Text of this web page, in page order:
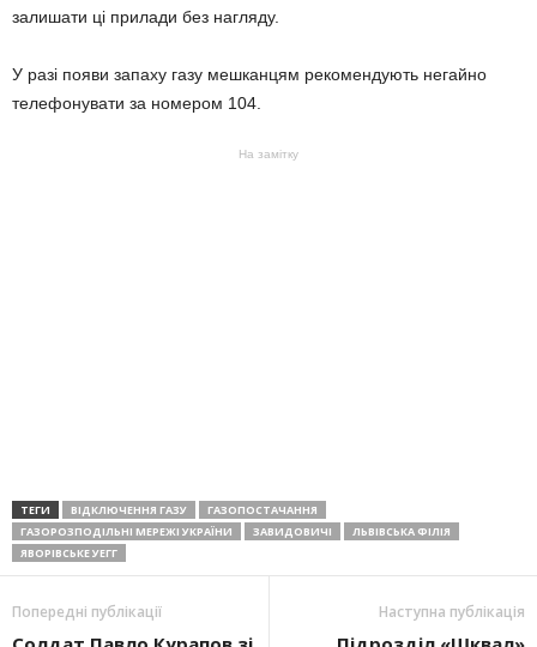
залишати ці прилади без нагляду.
У разі появи запаху газу мешканцям рекомендують негайно
телефонувати за номером 104.
На замітку
ТЕГИ ВІДКЛЮЧЕННЯ ГАЗУ
ГАЗОПОСТАЧАННЯ
ГАЗОРОЗПОДІЛЬНІ МЕРЕЖІ УКРАЇНИ
ЗАВИДОВИЧІ
ЛЬВІВСЬКА ФІЛІЯ
ЯВОРІВСЬКЕ УЕГГ
Попередні публікації Наступна публікація